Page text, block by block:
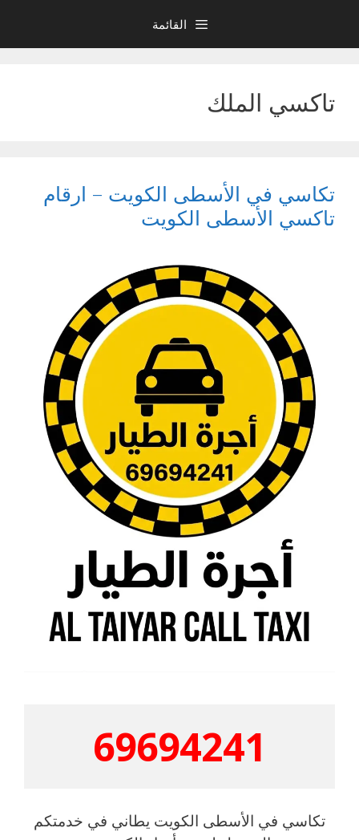
المحتوى
القائمة
تاكسي الملك
تكاسي في الأسطى الكويت – ارقام
تاكسي الأسطى الكويت
69694241
تكاسي في الأسطى الكويت يطاني في خدمتكم